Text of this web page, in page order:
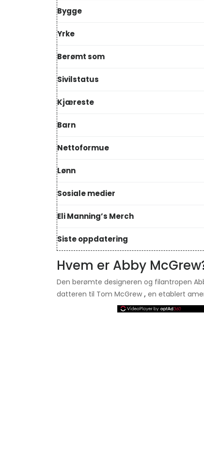
Bygge
Yrke
Berømt som
Sivilstatus
Kjæreste
Barn
Nettoformue
Lønn
Sosiale medier
Eli Manning’s Merch
Siste oppdatering
Hvem er Abby
Den berømte designeren og filantropen
datteren til Tom McGrew , en etablert